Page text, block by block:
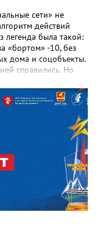
сети» не
действий
легенда была такой:
«бортом» -10, без
дома и соцобъекты.
справились. Но
компании
с
и иными службами»,
ГЖИ Ирина
в
слаженно. И
до конечных